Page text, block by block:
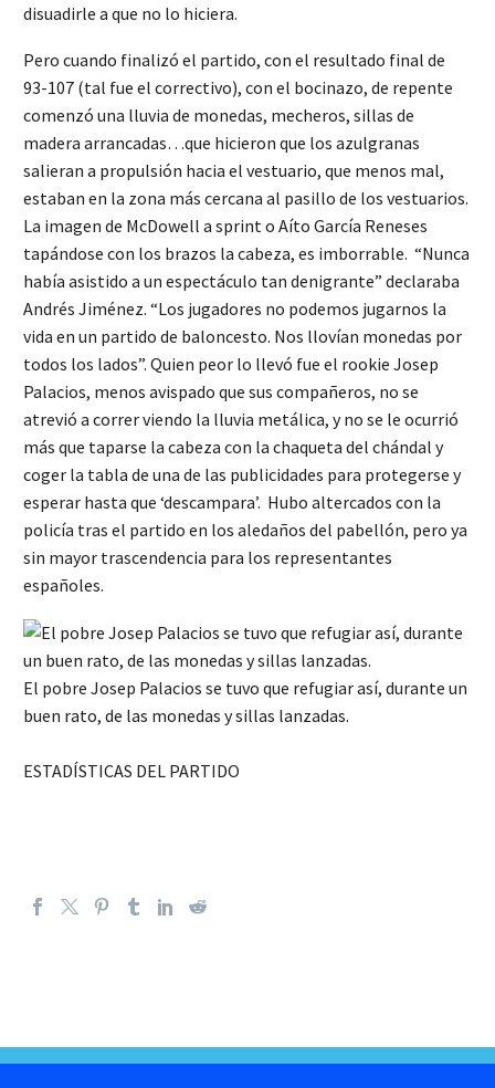
disuadirle a que no lo hiciera.
Pero cuando finalizó el partido, con el resultado final de
93-107 (tal fue el correctivo), con el bocinazo, de repente
comenzó una lluvia de monedas, mecheros, sillas de
madera arrancadas…que hicieron que los azulgranas
salieran a propulsión hacia el vestuario, que menos mal,
estaban en la zona más cercana al pasillo de los vestuarios.
La imagen de McDowell a sprint o Aíto García Reneses
tapándose con los brazos la cabeza, es imborrable. “Nunca
había asistido a un espectáculo tan denigrante” declaraba
Andrés Jiménez. “Los jugadores no podemos jugarnos la
vida en un partido de baloncesto. Nos llovían monedas por
todos los lados”. Quien peor lo llevó fue el rookie Josep
Palacios, menos avispado que sus compañeros, no se
atrevió a correr viendo la lluvia metálica, y no se le ocurrió
más que taparse la cabeza con la chaqueta del chándal y
coger la tabla de una de las publicidades para protegerse y
esperar hasta que ‘descampara’. Hubo altercados con la
policía tras el partido en los aledaños del pabellón, pero ya
sin mayor trascendencia para los representantes
españoles.
El pobre Josep Palacios se tuvo que refugiar así, durante un
buen rato, de las monedas y sillas lanzadas.
ESTADÍSTICAS DEL PARTIDO